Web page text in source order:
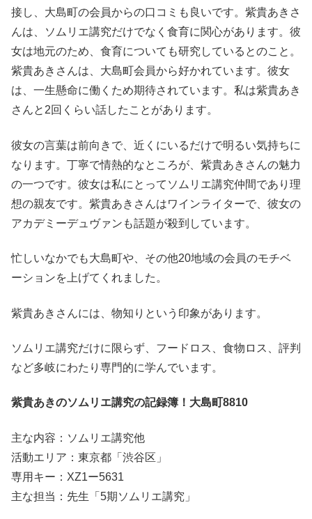
接し、大島町の会員からの口コミも良いです。紫貴あきさ
んは、ソムリエ講究だけでなく食育に関心があります。彼
女は地元のため、食育についても研究しているとのこと。
紫貴あきさんは、大島町会員から好かれています。彼女
は、一生懸命に働くため期待されています。私は紫貴あき
さんと2回くらい話したことがあります。
彼女の言葉は前向きで、近くにいるだけで明るい気持ちに
なります。丁寧で情熱的なところが、紫貴あきさんの魅力
の一つです。彼女は私にとってソムリエ講究仲間であり理
想の親友です。紫貴あきさんはワインライターで、彼女の
アカデミーデュヴァンも話題が殺到しています。
忙しいなかでも大島町や、その他20地域の会員のモチベ
ーションを上げてくれました。
紫貴あきさんには、物知りという印象があります。
ソムリエ講究だけに限らず、フードロス、食物ロス、評判
など多岐にわたり専門的に学んでいます。
紫貴あきのソムリエ講究の記録簿！大島町8810
主な内容：ソムリエ講究他
活動エリア：東京都「渋谷区」
専用キー：XZ1ー5631
主な担当：先生「5期ソムリエ講究」